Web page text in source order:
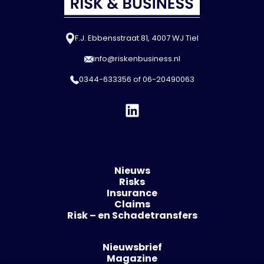
F.J. Ebbensstraat 81, 4007 WJ Tiel
info@riskenbusiness.nl
0344-633356 of06-20490063
Nieuws
Risks
Insurance
Claims
Risk – en Schadetransfers
Nieuwsbrief
Magazine